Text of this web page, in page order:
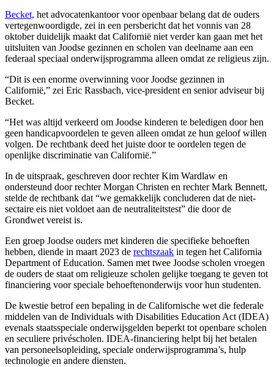
Becket, het advocatenkantoor voor openbaar belang dat de ouders
vertegenwoordigde, zei in een persbericht dat het vonnis van 28
oktober duidelijk maakt dat Californië niet verder kan gaan met het
uitsluiten van Joodse gezinnen en scholen van deelname aan een
federaal speciaal onderwijsprogramma alleen omdat ze religieus zijn.
“Dit is een enorme overwinning voor Joodse gezinnen in
Californië,” zei Eric Rassbach, vice-president en senior adviseur bij
Becket.
“Het was altijd verkeerd om Joodse kinderen te beledigen door hen
geen handicapvoordelen te geven alleen omdat ze hun geloof willen
volgen. De rechtbank deed het juiste door te oordelen tegen de
openlijke discriminatie van Californië.”
In de uitspraak, geschreven door rechter Kim Wardlaw en
ondersteund door rechter Morgan Christen en rechter Mark Bennett,
stelde de rechtbank dat “we gemakkelijk concluderen dat de niet-
sectaire eis niet voldoet aan de neutraliteitstest” die door de
Grondwet vereist is.
Een groep Joodse ouders met kinderen die specifieke behoeften
hebben, diende in maart 2023 de rechtszaak in tegen het California
Department of Education. Samen met twee Joodse scholen vroegen
de ouders de staat om religieuze scholen gelijke toegang te geven tot
financiering voor speciale behoeftenonderwijs voor hun studenten.
De kwestie betrof een bepaling in de Californische wet die federale
middelen van de Individuals with Disabilities Education Act (IDEA)
evenals staatsspeciale onderwijsgelden beperkt tot openbare scholen
en seculiere privéscholen. IDEA-financiering helpt bij het betalen
van personeelsopleiding, speciale onderwijsprogramma’s, hulp
technologie en andere diensten.